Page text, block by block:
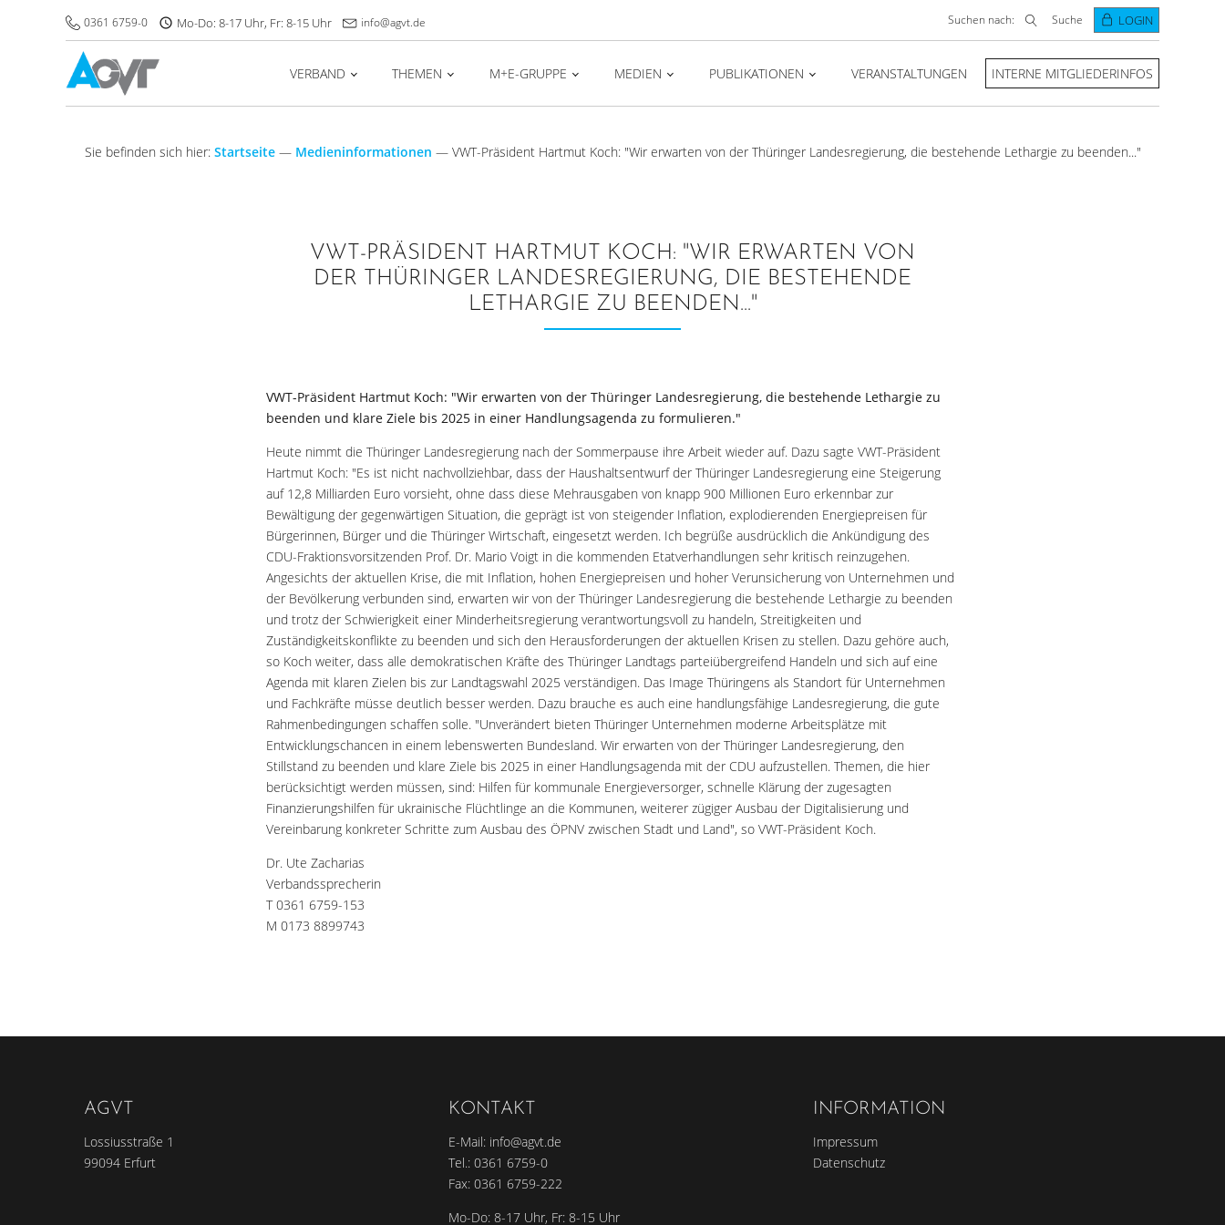
0361 6759-0 Mo-Do: 8-17 Uhr, Fr: 8-15 Uhr info@agvt.de Suchen nach: Suche LOGIN
VERBAND THEMEN M+E-GRUPPE MEDIEN PUBLIKATIONEN VERANSTALTUNGEN INTERNE MITGLIEDERINFOS
Sie befinden sich hier: Startseite— Medieninformationen — VWT-Präsident Hartmut Koch: "Wir erwarten von der Thüringer Landesregierung, die bestehende Lethargie zu beenden..."
VWT-PRÄSIDENT HARTMUT KOCH: "WIR ERWARTEN VON
DER THÜRINGER LANDESREGIERUNG, DIE BESTEHENDE
LETHARGIE ZU BEENDEN..."
VWT-Präsident Hartmut Koch: "Wir erwarten von der Thüringer Landesregierung, die bestehende Lethargie zu
beenden und klare Ziele bis 2025 in einer Handlungsagenda zu formulieren."
Heute nimmt die Thüringer Landesregierung nach der Sommerpause ihre Arbeit wieder auf. Dazu sagte VWT-Präsident
Hartmut Koch: "Es ist nicht nachvollziehbar, dass der Haushaltsentwurf der Thüringer Landesregierung eine Steigerung
auf 12,8 Milliarden Euro vorsieht, ohne dass diese Mehrausgaben von knapp 900 Millionen Euro erkennbar zur
Bewältigung der gegenwärtigen Situation, die geprägt ist von steigender Inflation, explodierenden Energiepreisen für
Bürgerinnen, Bürger und die Thüringer Wirtschaft, eingesetzt werden. Ich begrüße ausdrücklich die Ankündigung des
CDU-Fraktionsvorsitzenden Prof. Dr. Mario Voigt in die kommenden Etatverhandlungen sehr kritisch reinzugehen.
Angesichts der aktuellen Krise, die mit Inflation, hohen Energiepreisen und hoher Verunsicherung von Unternehmen und
der Bevölkerung verbunden sind, erwarten wir von der Thüringer Landesregierung die bestehende Lethargie zu beenden
und trotz der Schwierigkeit einer Minderheitsregierung verantwortungsvoll zu handeln, Streitigkeiten und
Zuständigkeitskonflikte zu beenden und sich den Herausforderungen der aktuellen Krisen zu stellen. Dazu gehöre auch,
so Koch weiter, dass alle demokratischen Kräfte des Thüringer Landtags parteiübergreifend Handeln und sich auf eine
Agenda mit klaren Zielen bis zur Landtagswahl 2025 verständigen. Das Image Thüringens als Standort für Unternehmen
und Fachkräfte müsse deutlich besser werden. Dazu brauche es auch eine handlungsfähige Landesregierung, die gute
Rahmenbedingungen schaffen solle. "Unverändert bieten Thüringer Unternehmen moderne Arbeitsplätze mit
Entwicklungschancen in einem lebenswerten Bundesland. Wir erwarten von der Thüringer Landesregierung, den
Stillstand zu beenden und klare Ziele bis 2025 in einer Handlungsagenda mit der CDU aufzustellen. Themen, die hier
berücksichtigt werden müssen, sind: Hilfen für kommunale Energieversorger, schnelle Klärung der zugesagten
Finanzierungshilfen für ukrainische Flüchtlinge an die Kommunen, weiterer zügiger Ausbau der Digitalisierung und
Vereinbarung konkreter Schritte zum Ausbau des ÖPNV zwischen Stadt und Land", so VWT-Präsident Koch.
Dr. Ute Zacharias
Verbandssprecherin
T 0361 6759-153
M 0173 8899743
AGVT
Lossiusstraße 1
99094 Erfurt
KONTAKT
E-Mail: info@agvt.de
Tel.: 0361 6759-0
Fax: 0361 6759-222
Mo-Do: 8-17 Uhr, Fr: 8-15 Uhr
INFORMATION
Impressum
Datenschutz